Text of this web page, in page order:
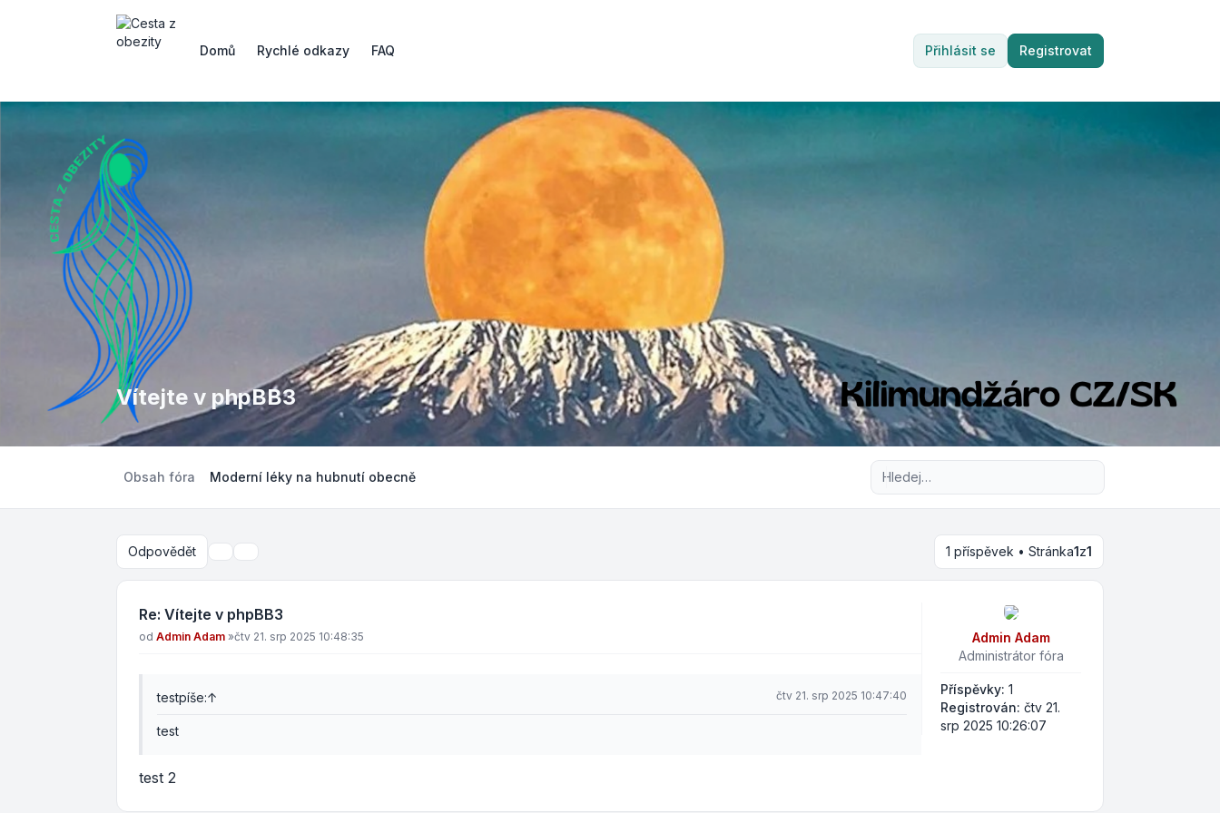
Domů Rychlé odkazy FAQ Přihlásit se Registrovat
Vítejte v phpBB3
Obsah fóra Moderní léky na hubnutí obecně Pokročilé hledání
Odpovědět Nástroje tématu
Hledat 1 příspěvek • Stránka1z1
Admin Adam
Administrátor fóra
Příspěvky: 1
Registrován: čtv 21.
srp 2025 10:26:07
Re: Vítejte v phpBB3
Příspěvek
od Admin Adam »čtv 21. srp 2025 10:48:35
testpíše:↑ čtv 21. srp 2025 10:47:40
test
test 2